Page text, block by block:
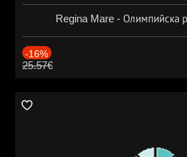
Regina Mare - Олимпийска
-16%
25.57€